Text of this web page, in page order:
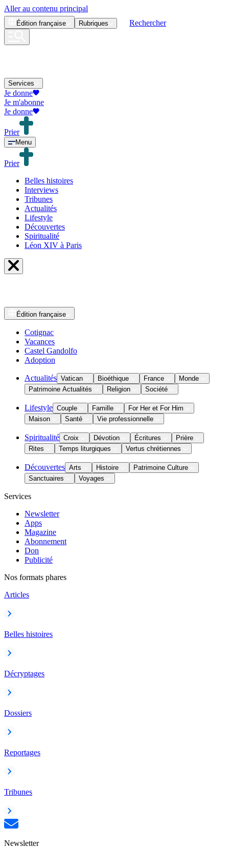
Aller au contenu principal
Édition française Rubriques Rechercher
Services
Je donne
Je m'abonne
Je donne
Prier
Menu
Prier
Belles histoires
Interviews
Tribunes
Actualités
Lifestyle
Découvertes
Spiritualité
Léon XIV à Paris
Édition française
Cotignac
Vacances
Castel Gandolfo
Adoption
Actualités Vatican Bioéthique France
Monde
Patrimoine Actualités
Religion Société
Lifestyle Couple Famille
For Her et For Him
Maison
Santé Vie professionnelle
Spiritualité Croix Dévotion Écritures
Prière
Rites
Temps liturgiques Vertus chrétiennes
Découvertes Arts Histoire
Patrimoine Culture
Sanctuaires
Voyages
Services
Newsletter
Apps
Magazine
Abonnement
Don
Publicité
Nos formats phares
Articles
Belles histoires
Décryptages
Dossiers
Reportages
Tribunes
Newsletter